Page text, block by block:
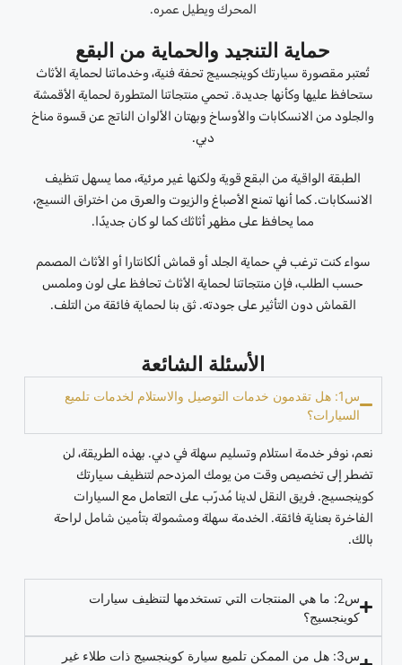
المحرك ويطيل عمره.
حماية التنجيد والحماية من البقع
تُعتبر مقصورة سيارتك كوينجسيج تحفة فنية، وخدماتنا لحماية الأثاث
ستحافظ عليها وكأنها جديدة. تحمي منتجاتنا المتطورة لحماية الأقمشة
والجلود من الانسكابات والأوساخ وبهتان الألوان الناتج عن قسوة مناخ
دبي.
الطبقة الواقية من البقع قوية ولكنها غير مرئية، مما يسهل تنظيف
الانسكابات. كما أنها تمنع الأصباغ والزيوت والعرق من اختراق النسيج،
مما يحافظ على مظهر أثاثك كما لو كان جديدًا.
سواء كنت ترغب في حماية الجلد أو قماش ألكانتارا أو الأثاث المصمم
حسب الطلب، فإن منتجاتنا لحماية الأثاث تحافظ على لون وملمس
القماش دون التأثير على جودته. ثق بنا لحماية فائقة من التلف.
الأسئلة الشائعة
س1: هل تقدمون خدمات التوصيل والاستلام لخدمات تلميع
السيارات؟
نعم، نوفر خدمة استلام وتسليم سهلة في دبي. بهذه الطريقة، لن
تضطر إلى تخصيص وقت من يومك المزدحم لتنظيف سيارتك
كوينجسيج. فريق النقل لدينا مُدرّب على التعامل مع السيارات
الفاخرة بعناية فائقة. الخدمة سهلة ومشمولة بتأمين شامل لراحة
بالك.
س2: ما هي المنتجات التي تستخدمها لتنظيف سيارات
كوينجسيج؟
س3: هل من الممكن تلميع سيارة كوينجسيج ذات طلاء غير